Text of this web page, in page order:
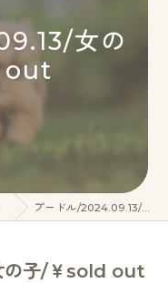
女の
out
プードル/2024.09.13/女の子/￥sold out
の子/￥sold out